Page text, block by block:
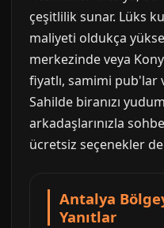
çeşitlilik sunar. Lüks
maliyeti oldukça
merkezinde veya
fiyatlı, samimi
Sahilde biranızı
arkadaşlarınızla
ücretsiz seçenekler
Antalya
Yanıtlar